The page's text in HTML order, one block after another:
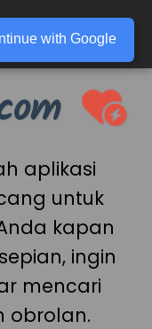
☰
aplikasi
untuk
kapan
ingin
mencari
obrolan.
with Google